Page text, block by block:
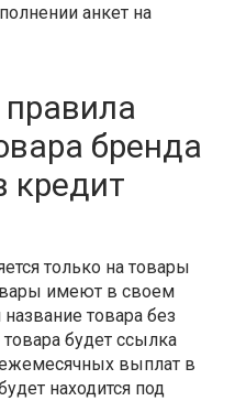
анкет на
бренда
кредит
только на товары
имеют в своем
товара без
будет ссылка
выплат в
находится под